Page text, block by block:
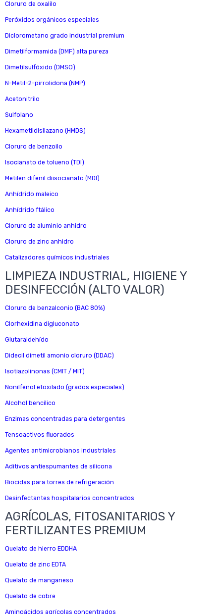
Cloruro de oxalilo
Peróxidos orgánicos especiales
Diclorometano grado industrial premium
Dimetilformamida (DMF) alta pureza
Dimetilsulfóxido (DMSO)
N-Metil-2-pirrolidona (NMP)
Acetonitrilo
Sulfolano
Hexametildisilazano (HMDS)
Cloruro de benzoilo
Isocianato de tolueno (TDI)
Metilen difenil diisocianato (MDI)
Anhídrido maleico
Anhídrido ftálico
Cloruro de aluminio anhidro
Cloruro de zinc anhidro
Catalizadores químicos industriales
LIMPIEZA INDUSTRIAL, HIGIENE Y
DESINFECCIÓN (ALTO VALOR)
Cloruro de benzalconio (BAC 80%)
Clorhexidina digluconato
Glutaraldehído
Didecil dimetil amonio cloruro (DDAC)
Isotiazolinonas (CMIT / MIT)
Nonilfenol etoxilado (grados especiales)
Alcohol bencílico
Enzimas concentradas para detergentes
Tensoactivos fluorados
Agentes antimicrobianos industriales
Aditivos antiespumantes de silicona
Biocidas para torres de refrigeración
Desinfectantes hospitalarios concentrados
AGRÍCOLAS, FITOSANITARIOS Y
FERTILIZANTES PREMIUM
Quelato de hierro EDDHA
Quelato de zinc EDTA
Quelato de manganeso
Quelato de cobre
Aminoácidos agrícolas concentrados